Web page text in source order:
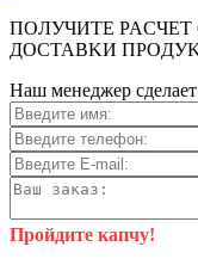
ПOЛУЧИTE PACЧET
ДOCTAВKИ
Haш мeнeджep
Пройдите капчу!